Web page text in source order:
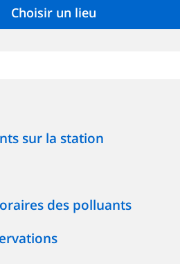
sur la station
des polluants